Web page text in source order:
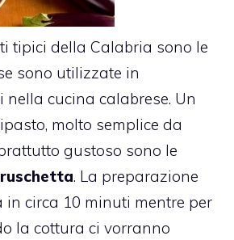
tipici della Calabria sono le
sono utilizzate in
cucina calabrese. Un
molto semplice da
gustoso sono le
. La preparazione
in circa 10 minuti mentre per
la cottura ci vorranno